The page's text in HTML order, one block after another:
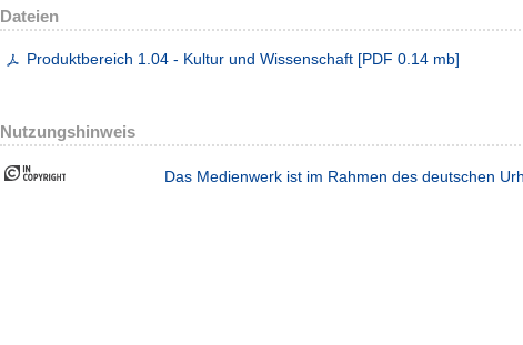
Dateien
Produktbereich 1.04 - Kultur und Wissenschaft [PDF 0.14 mb]
Nutzungshinweis
Das Medienwerk ist im Rahmen des deutschen